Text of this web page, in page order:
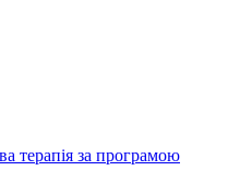
терапія за програмою